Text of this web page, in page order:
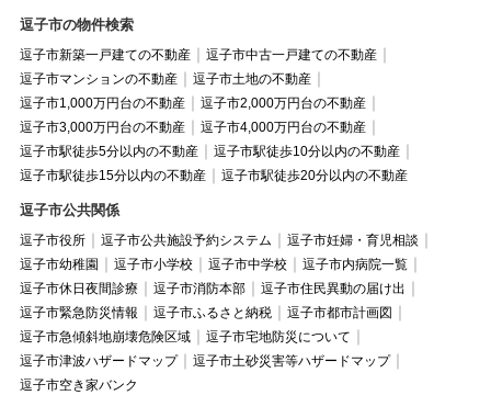
逗子市の物件検索
逗子市新築一戸建ての不動産
逗子市中古一戸建ての不動産
逗子市マンションの不動産
逗子市土地の不動産
逗子市1,000万円台の不動産
逗子市2,000万円台の不動産
逗子市3,000万円台の不動産
逗子市4,000万円台の不動産
逗子市駅徒歩5分以内の不動産
逗子市駅徒歩10分以内の不動産
逗子市駅徒歩15分以内の不動産
逗子市駅徒歩20分以内の不動産
逗子市公共関係
逗子市役所 逗子市公共施設予約システム
逗子市妊婦・育児相談
逗子市幼稚園
逗子市小学校 逗子市中学校
逗子市内病院一覧
逗子市休日夜間診療
逗子市消防本部
逗子市住民異動の届け出
逗子市緊急防災情報
逗子市ふるさと納税
逗子市都市計画図
逗子市急傾斜地崩壊危険区域
逗子市宅地防災について
逗子市津波ハザードマップ
逗子市土砂災害等ハザードマップ
逗子市空き家バンク